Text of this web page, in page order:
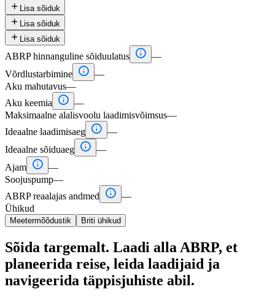
 Lisa sõiduk
 Lisa sõiduk
 Lisa sõiduk
ABRP hinnanguline sõiduulatus  —
Võrdlustarbimine  —
Aku mahutavus—
Aku keemia
 —
Maksimaalne alalisvoolu laadimisvõimsus—
Ideaalne laadimisaeg  —
Ideaalne sõiduaeg  —
Ajam  —
Soojuspump—
ABRP reaalajas andmed
 —
Ühikud
Meetermõõdustik Briti ühikud
Sõida targemalt. Laadi alla ABRP, et
planeerida reise, leida laadijaid ja
navigeerida täppisjuhiste abil.